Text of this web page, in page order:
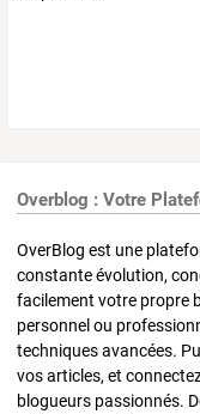
Overblog : Votre
OverBlog est une
constante évolution,
facilement votre propre
personnel ou
techniques avancées.
vos articles, et
blogueurs passionnés.